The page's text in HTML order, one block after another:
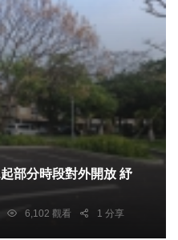
分時段對外開放 紓
6,102 觀看 1 分享